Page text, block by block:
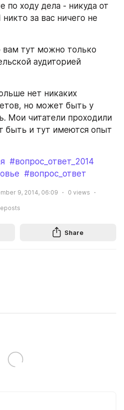
по ходу дела - никуда от
за вас ничего не
вам тут можно только
аудиторией
нет никаких
но может быть у
Мои читатели проходили
быть и тут имеются опыт
#вопрос_ответ_2014
#вопрос_ответ
9, 2014, 06:09 0 views
Share